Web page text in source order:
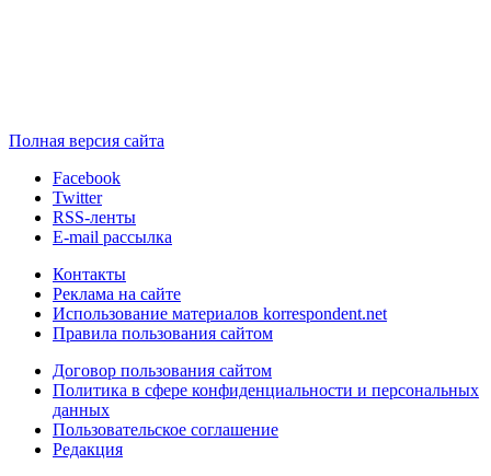
Полная версия сайта
Facebook
Twitter
RSS-ленты
E-mail рассылка
Контакты
Реклама на сайте
Использование материалов korrespondent.net
Правила пользования сайтом
Договор пользования сайтом
Политика в сфере конфиденциальности и персональных
данных
Пользовательское соглашение
Редакция